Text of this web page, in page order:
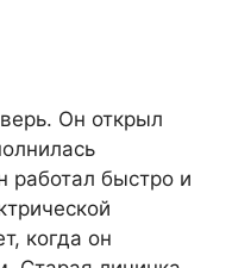
Он открыл
работал быстро и
когда он